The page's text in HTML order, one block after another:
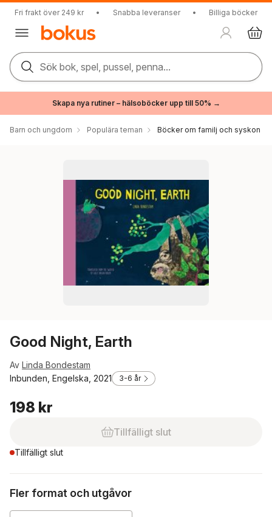
Fri frakt över 249 kr • Snabba leveranser • Billiga böcker
Sök bok, spel, pussel, penna...
Skapa nya rutiner – hälsoböcker upp till 50% →
Barn och ungdom Populära teman Böcker om familj och syskon
Good Night, Earth
Av Linda Bondestam
Inbunden, Engelska, 2021
3-6 år
198 kr
Tillfälligt slut
Tillfälligt slut
Fler format och utgåvor